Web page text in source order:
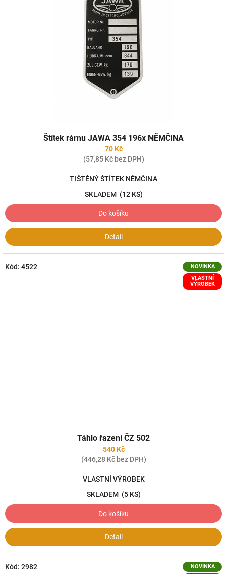
Štítek rámu JAWA 354 196x NĚMČINA
70 Kč
(57,85 Kč bez DPH)
TIŠTĚNÝ ŠTÍTEK NĚMČINA
SKLADEM (12 KS)
Do košíku
Detail
NOVINKA
VLASTNÍ
VÝROBEK
Táhlo řazení ČZ 502
540 Kč
(446,28 Kč bez DPH)
VLASTNÍ VÝROBEK
SKLADEM (5 KS)
Do košíku
Detail
Kód: 4522
NOVINKA
Kód: 2982